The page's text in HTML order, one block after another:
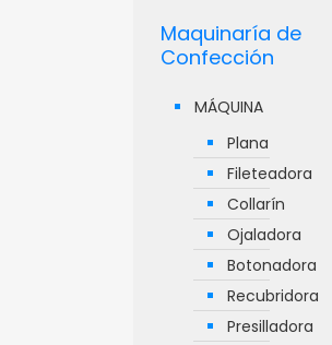
Maquinaría de
Confección
MÁQUINA
Plana
Fileteadora
Collarín
Ojaladora
Botonadora
Recubridora
Presilladora